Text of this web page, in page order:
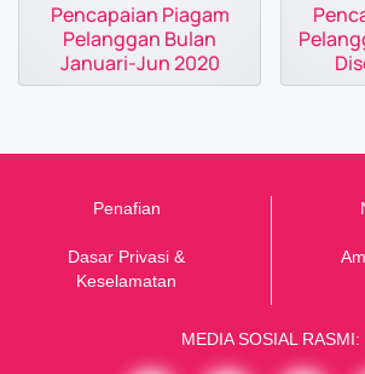
Pencapaian Piagam
Pelanggan Bulan
Januari-Jun 2020
Penafian
Dasar Privasi &
Keselamatan
MEDIA SOSIAL RASMI: